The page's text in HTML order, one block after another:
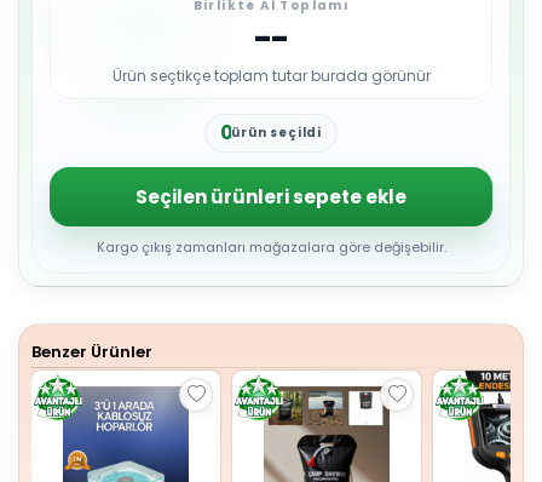
Birlikte Al Toplamı
--
Ürün seçtikçe toplam tutar burada görünür
0
2
3
4
5
6
8
ürün seçildi
Seçilen ürünleri sepete ekle
Kargo çıkış zamanları mağazalara göre değişebilir.
Benzer Ürünler